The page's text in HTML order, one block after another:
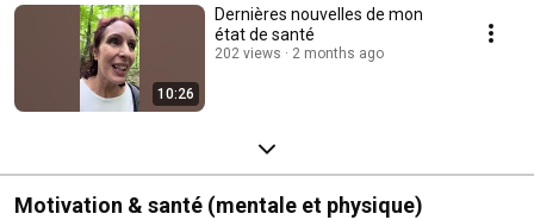
10:26
Dernières nouvelles de mon
état de santé
202 views 2 months ago
Motivation & santé (mentale et physique)